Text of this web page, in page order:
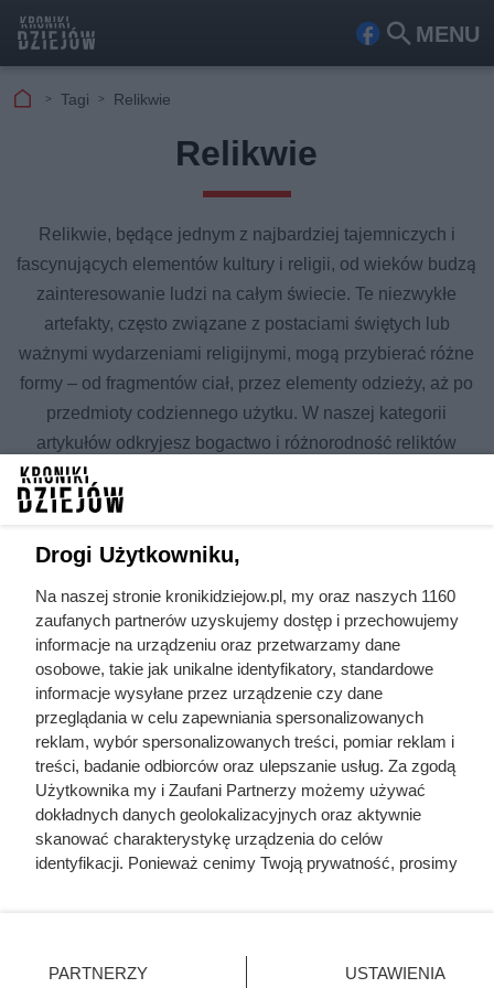
MENU
Fa Szu
Tagi Relikwie
Relikwie
Relikwie, będące jednym z najbardziej tajemniczych i
fascynujących elementów kultury i religii, od wieków budzą
zainteresowanie ludzi na całym świecie. Te niezwykłe
artefakty, często związane z postaciami świętych lub
ważnymi wydarzeniami religijnymi, mogą przybierać różne
formy – od fragmentów ciał, przez elementy odzieży, aż po
przedmioty codziennego użytku. W naszej kategorii
artykułów odkryjesz bogactwo i różnorodność reliktów
zarówno chrześcijaństwa, jak i innych religii. Dowiesz się,
jakie znaczenie miały i mają one w kulturach na przestrzeni
zbadamy ich wpływ na współczesne społeczeństwa i
wierzenia. To wprowadzenie do podróży przez czas, po
odkrycie tajemnic, które skrywają te małe, ale jakże ważne
świadectwa przeszłości.
Wszystkie artykuły w temacie
relikwie
święci dwunastu apostołów
Drogi Użytkowniku,
Na naszej stronie kronikidziejow.pl, my oraz naszych 1160
zaufanych partnerów uzyskujemy dostęp i przechowujemy
informacje na urządzeniu oraz przetwarzamy dane
osobowe, takie jak unikalne identyfikatory, standardowe
informacje wysyłane przez urządzenie czy dane
przeglądania w celu zapewniania spersonalizowanych
reklam, wybór spersonalizowanych treści, pomiar reklam i
treści, badanie odbiorców oraz ulepszanie usług. Za zgodą
Użytkownika my i Zaufani Partnerzy możemy używać
dokładnych danych geolokalizacyjnych oraz aktywnie
skanować charakterystykę urządzenia do celów
identyfikacji. Ponieważ cenimy Twoją prywatność, prosimy
prywatności znajdujący się w lewym dolnym rogu strony
PARTNERZY USTAWIENIA